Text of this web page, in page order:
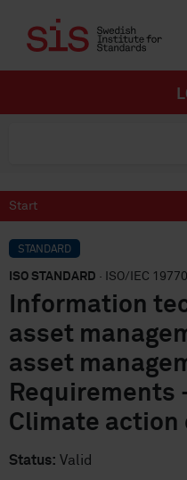
Start
STANDARD
ISO STANDARD · ISO/IEC
Information
asset
asset
Climate action
Status: Valid